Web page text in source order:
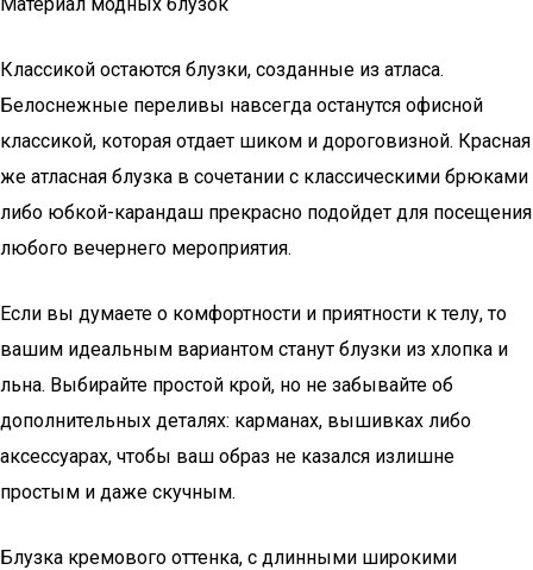
Классикой остаются блузки, созданные из атласа.
Белоснежные переливы навсегда останутся офисной
классикой, которая отдает шиком и дороговизной. Красная
же атласная блузка в сочетании с классическими брюками
либо юбкой-карандаш прекрасно подойдет для посещения
любого вечернего мероприятия.
Если вы думаете о комфортности и приятности к телу, то
вашим идеальным вариантом станут блузки из хлопка и
льна. Выбирайте простой крой, но не забывайте об
дополнительных деталях: карманах, вышивках либо
аксессуарах, чтобы ваш образ не казался излишне
простым и даже скучным.
Блузка кремового оттенка, с длинными широкими